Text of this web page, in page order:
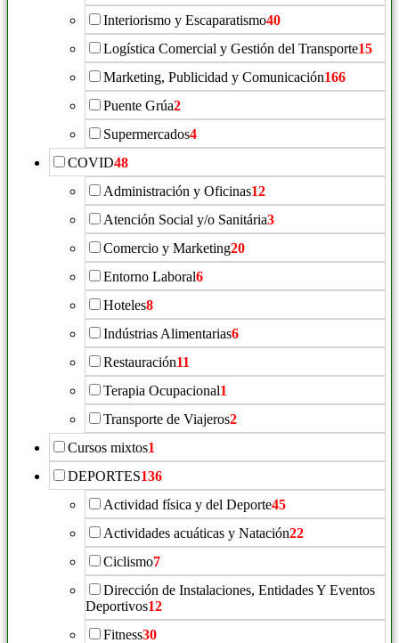
Interiorismo y Escaparatismo40
Logística Comercial y Gestión del Transporte15
Marketing, Publicidad y Comunicación166
Puente Grúa2
Supermercados4
COVID48
Administración y Oficinas12
Atención Social y/o Sanitária3
Comercio y Marketing20
Entorno Laboral6
Hoteles8
Indústrias Alimentarias6
Restauración11
Terapia Ocupacional1
Transporte de Viajeros2
Cursos mixtos1
DEPORTES136
Actividad física y del Deporte45
Actividades acuáticas y Natación22
Ciclismo7
Dirección de Instalaciones, Entidades Y Eventos
Deportivos12
Fitness30